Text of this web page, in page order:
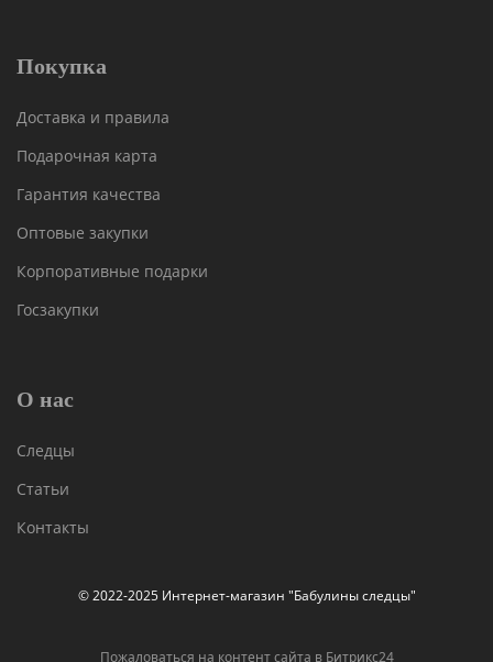
Покупка
Доставка и правила
Подарочная карта
Гарантия качества
Оптовые закупки
Корпоративные подарки
Госзакупки
О нас
Следцы
Статьи
Контакты
© 2022-2025 Интернет-магазин "Бабулины следцы"
Пожаловаться на контент cайта в Битрикс24